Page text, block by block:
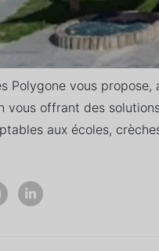
Polygone vous
vous offrant des
aux écoles,